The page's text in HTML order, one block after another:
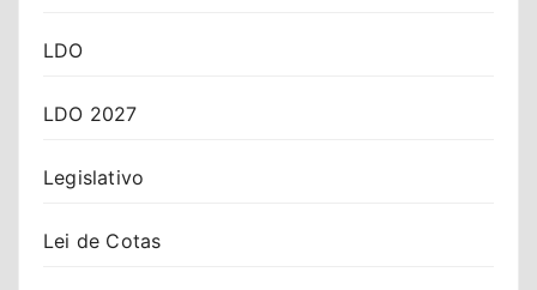
LDO
LDO 2027
Legislativo
Lei de Cotas